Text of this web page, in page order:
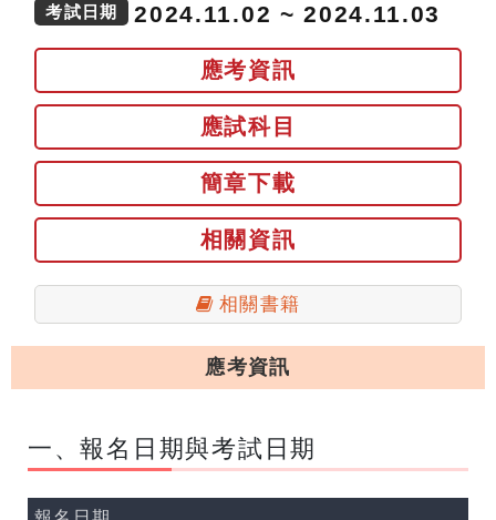
考試日期 2024.11.02 ~ 2024.11.03
應考資訊
應試科目
簡章下載
相關資訊
相關書籍
應考資訊
一、報名日期與考試日期